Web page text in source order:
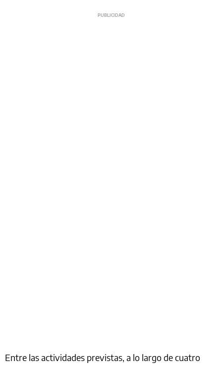
Entre las actividades previstas, a lo largo de cuatro